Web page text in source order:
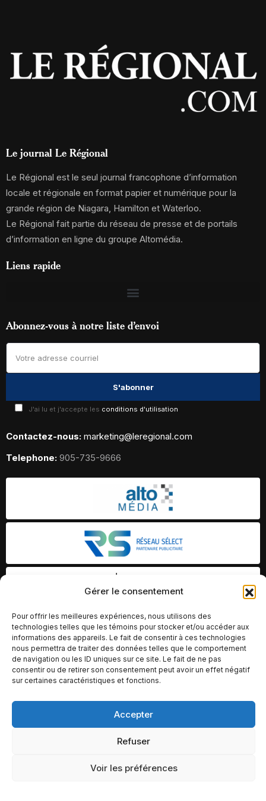
Gérer le consentement
Pour offrir les meilleures expériences, nous utilisons des
technologies telles que les témoins pour stocker et/ou accéder aux
informations des appareils. Le fait de consentir à ces technologies
nous permettra de traiter des données telles que le comportement
de navigation ou les ID uniques sur ce site. Le fait de ne pas
consentir ou de retirer son consentement peut avoir un effet négatif
sur certaines caractéristiques et fonctions.
Accepter
Refuser
Voir les préférences
Le journal Le Régional
Le Régional est le seul journal francophone d’information
locale et régionale en format papier et numérique pour la
grande région de Niagara, Hamilton et Waterloo.
Le Régional fait partie du réseau de presse et de portails
d’information en ligne du groupe Altomédia.
Liens rapide
Abonnez-vous à notre liste d’envoi
J'ai lu et j'accepte les conditions d'utilisation
Contactez-nous: marketing@leregional.com
Telephone: 905-735-9666
© Copyright 2026 – Altomédia Inc |